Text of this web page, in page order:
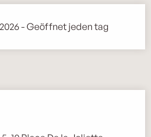
- Geöffnet jeden tag